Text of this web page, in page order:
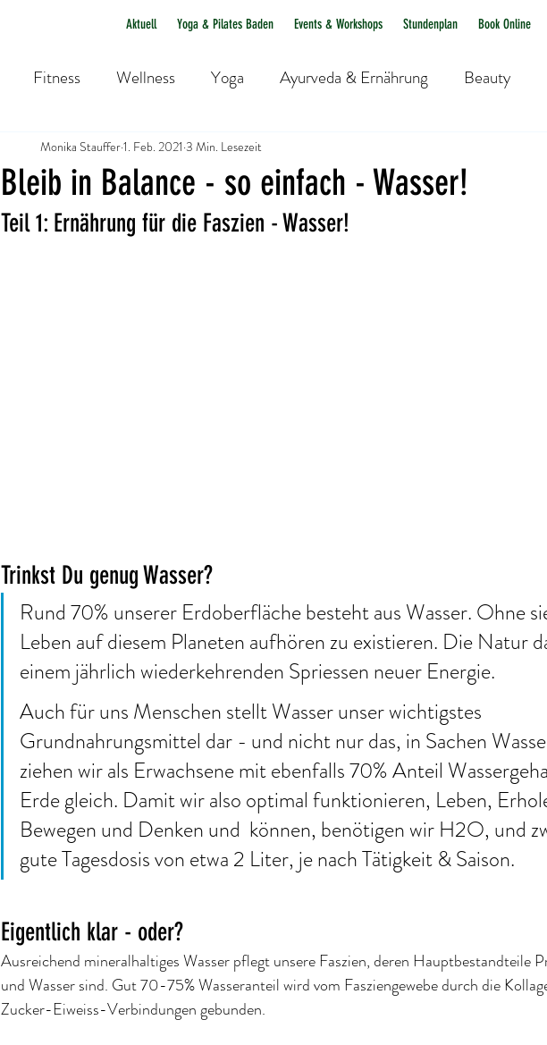
Aktuell Yoga & Pilates Baden Events & Workshops Stundenplan Book Online
Fitness Wellness Yoga Ayurveda & Ernährung Beauty
Bleib in Balance - so einfach - Wasser!
Monika Stauffer1. Feb. 2021 3 Min. Lesezeit
Teil 1: Ernährung für die Faszien - Wasser!
Trinkst Du genug Wasser?
Rund 70% unserer Erdoberfläche besteht aus Wasser. Ohne
Leben auf diesem Planeten aufhören zu existieren. Die Natur
einem jährlich wiederkehrenden Spriessen neuer Energie.
Auch für uns Menschen stellt Wasser unser wichtigstes
Grundnahrungsmittel dar - und nicht nur das, in Sachen
ziehen wir als Erwachsene mit ebenfalls 70% Anteil
Erde gleich. Damit wir also optimal funktionieren, Leben,
Bewegen und Denken und  können, benötigen wir H2O, und
gute Tagesdosis von etwa 2 Liter, je nach Tätigkeit & Saison.
Eigentlich klar - oder?
Ausreichend mineralhaltiges Wasser pflegt unsere Faszien, deren Hauptbestandteile
und Wasser sind. Gut 70-75% Wasseranteil wird vom Fasziengewebe durch die
Zucker-Eiweiss-Verbindungen gebunden.